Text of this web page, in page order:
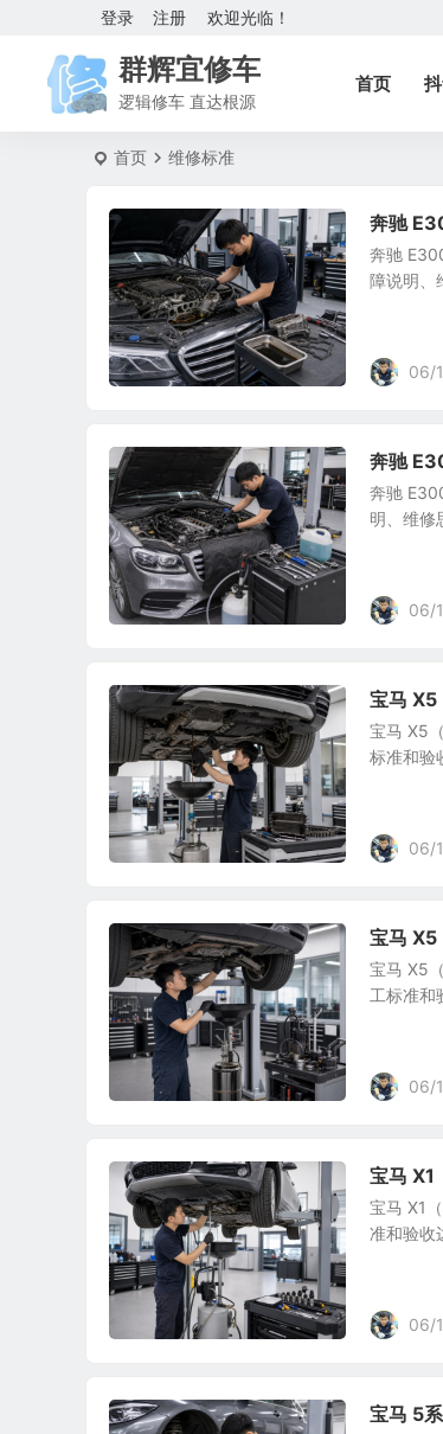
欢迎光临！
登录 注册
群辉宜修车
逻辑修车 直达根源
首页
首页 维修标准
奔驰
奔驰
障说明、
06/
奔驰
奔驰
明、维修
06/
宝马 X5
宝马 X5
标准和验
06/
宝马 X5
宝马 X5
工标准和
06/
宝马 X1
宝马 X1
准和验收
06/
宝马 5